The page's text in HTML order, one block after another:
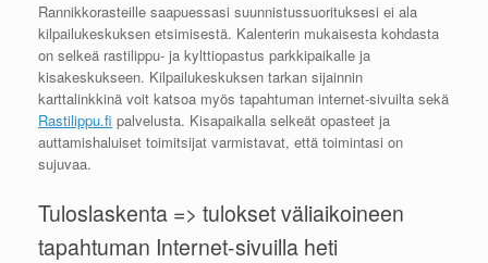
Rannikkorasteille saapuessasi suunnistussuorituksesi ei ala
kilpailukeskuksen etsimisestä. Kalenterin mukaisesta kohdasta
on selkeä rastilippu- ja kylttiopastus parkkipaikalle ja
kisakeskukseen. Kilpailukeskuksen tarkan sijainnin
karttalinkkinä voit katsoa myös tapahtuman internet-sivuilta sekä
Rastilippu.fi palvelusta. Kisapaikalla selkeät opasteet ja
auttamishaluiset toimitsijat varmistavat, että toimintasi on
sujuvaa.
Tuloslaskenta => tulokset väliaikoineen
tapahtuman Internet-sivuilla heti